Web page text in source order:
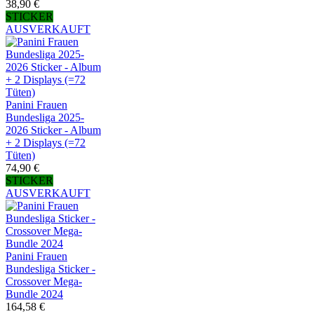
38,90 €
STICKER
AUSVERKAUFT
Panini Frauen
Bundesliga 2025-
2026 Sticker - Album
+ 2 Displays (=72
Tüten)
74,90 €
STICKER
AUSVERKAUFT
Panini Frauen
Bundesliga Sticker -
Crossover Mega-
Bundle 2024
164,58 €